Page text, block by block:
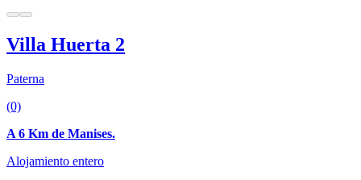
Villa Huerta 2
Paterna
(0)
A 6 Km de Manises.
Alojamiento entero